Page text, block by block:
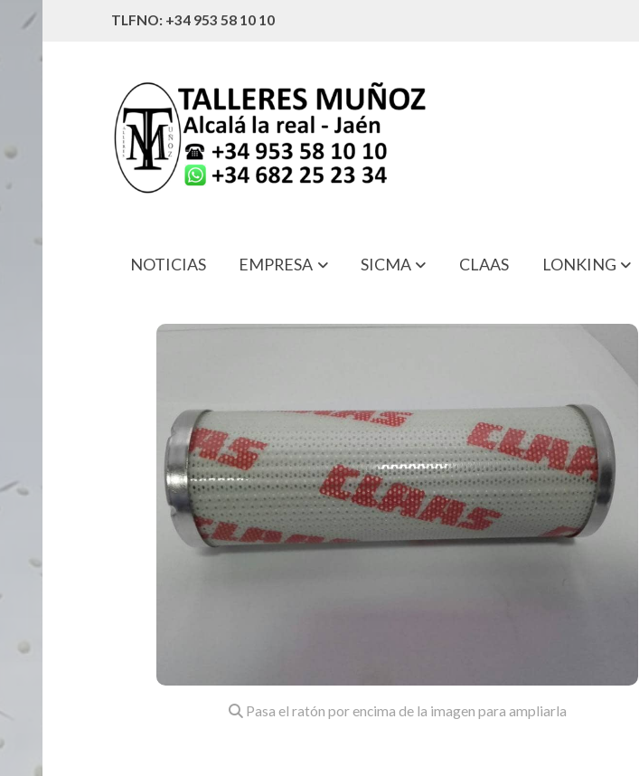
TLFNO: +34 953 58 10 10
NOTICIAS EMPRESA SICMA CLAAS LONKING
011387790 FILTRO ACEITE HIDRAULICO CLASS ARION
Pasa el ratón por encima de la imagen para ampliarla